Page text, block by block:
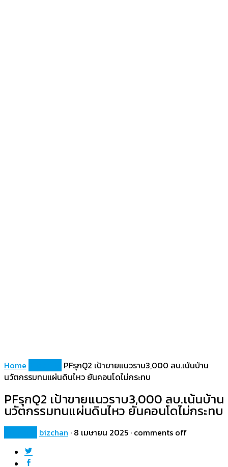
Home
PFรุกQ2 เป้าขายแนวราบ3,000 ลบ.เน้นบ้าน
นวัตกรรมทนแผ่นดินไหว ยันคอนโดไม่กระทบ
PFรุกQ2 เป้าขายแนวราบ3,000 ลบ.เน้นบ้าน
นวัตกรรมทนแผ่นดินไหว ยันคอนโดไม่กระทบ
bizchan · 8 เมษายน 2025 · comments off